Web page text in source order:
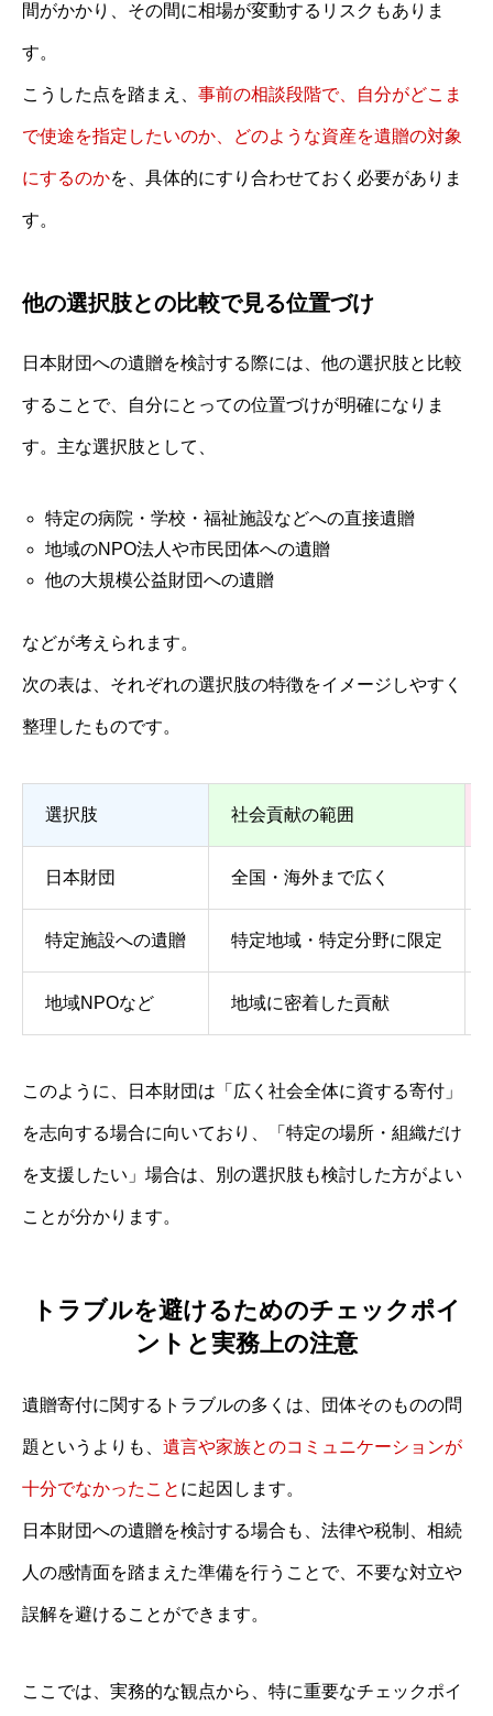
間がかかり、その間に相場が変動するリスクもありま
す。
こうした点を踏まえ、 事前の相談段階で、自分がどこま
で使途を指定したいのか、どのような資産を遺贈の対象
にするのかを、具体的にすり合わせておく必要がありま
す。
他の選択肢との比較で見る位置づけ
日本財団への遺贈を検討する際には、他の選択肢と比較
することで、自分にとっての位置づけが明確になりま
す。主な選択肢として、
特定の病院・学校・福祉施設などへの直接遺贈
地域のNPO法人や市民団体への遺贈
他の大規模公益財団への遺贈
などが考えられます。
次の表は、それぞれの選択肢の特徴をイメージしやすく
整理したものです。
選択肢 社会貢献の範囲
日本財団 全国・海外まで広く
特定施設への遺贈 特定地域・特定分野に限定
地域NPOなど 地域に密着した貢献
このように、日本財団は「広く社会全体に資する寄付」
を志向する場合に向いており、「特定の場所・組織だけ
を支援したい」場合は、別の選択肢も検討した方がよい
ことが分かります。
トラブルを避けるためのチェックポイ
ントと実務上の注意
遺贈寄付に関するトラブルの多くは、団体そのものの問
題というよりも、 遺言や家族とのコミュニケーションが
十分でなかったこと に起因します。
日本財団への遺贈を検討する場合も、法律や税制、相続
人の感情面を踏まえた準備を行うことで、不要な対立や
誤解を避けることができます。
ここでは、実務的な観点から、特に重要なチェックポイ